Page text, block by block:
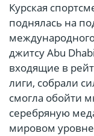
Курская
поднялась на
джитсу Abu
входящие в
лиги, собрали
смогла обойти
серебряную
мировом